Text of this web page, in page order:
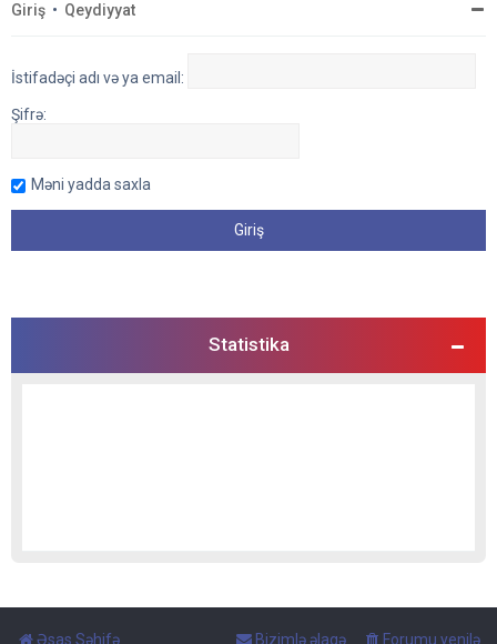
Giriş • Qeydiyyat
İstifadəçi adı və ya email:
Şifrə:
Məni yadda saxla
Statistika
Əsas Səhifə Forumu yenilə
Bizimlə əlaqə